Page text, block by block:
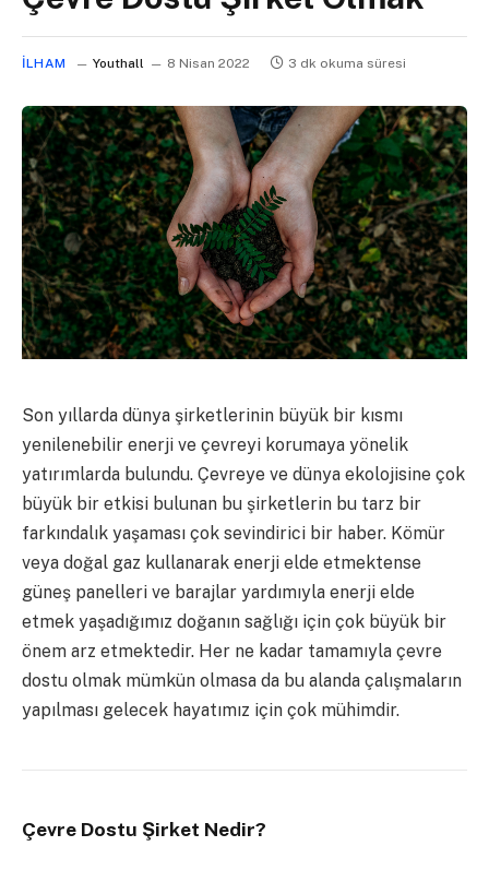
İLHAM Youthall 8 Nisan 2022 3 dk okuma süresi
Son yıllarda dünya şirketlerinin büyük bir kısmı
yenilenebilir enerji ve çevreyi korumaya yönelik
yatırımlarda bulundu. Çevreye ve dünya ekolojisine çok
büyük bir etkisi bulunan bu şirketlerin bu tarz bir
farkındalık yaşaması çok sevindirici bir haber. Kömür
veya doğal gaz kullanarak enerji elde etmektense
güneş panelleri ve barajlar yardımıyla enerji elde
etmek yaşadığımız doğanın sağlığı için çok büyük bir
önem arz etmektedir. Her ne kadar tamamıyla çevre
dostu olmak mümkün olmasa da bu alanda çalışmaların
yapılması gelecek hayatımız için çok mühimdir.
Çevre Dostu Şirket Nedir?